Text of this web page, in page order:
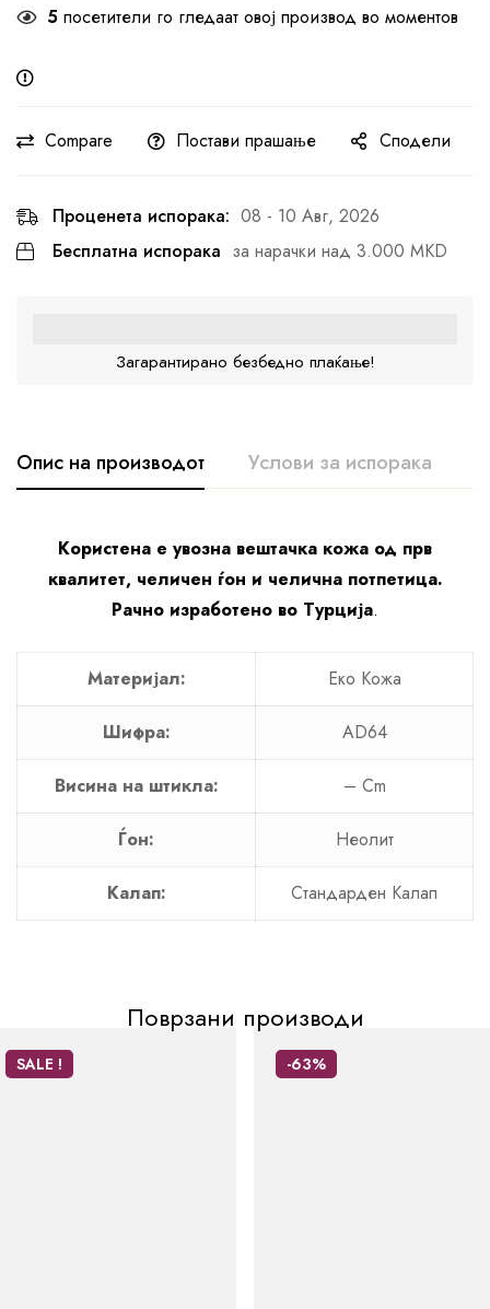
5 посетители го гледаат овој производ во моментов
Compare Постави прашање Сподели
Проценета испорака: 08 - 10 Авг, 2026
Бесплатна испорака за нарачки над 3.000 MKD
Загарантирано безбедно плаќање!
Опис на производот Услови за испорака
Користена е увозна вештачка кожа од прв
квалитет, челичен ѓон и челична потпетица.
Рачно изработено во Турција.
Материјал: Еко Кожa
Шифра: AD64
Висина на штикла: – Cm
Ѓон: Неолит
Калап: Стандарден Калап
Поврзани производи
SALE ! -63%